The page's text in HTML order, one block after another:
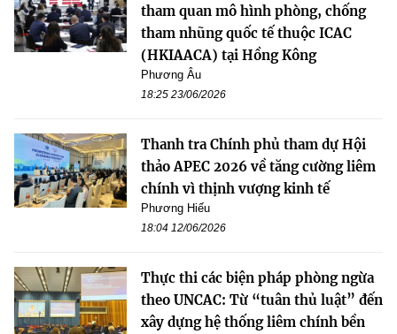
tham quan mô hình phòng, chống
tham nhũng quốc tế thuộc ICAC
(HKIAACA) tại Hồng Kông
Phương Âu
18:25 23/06/2026
Thanh tra Chính phủ tham dự Hội
thảo APEC 2026 về tăng cường liêm
chính vì thịnh vượng kinh tế
Phương Hiếu
18:04 12/06/2026
Thực thi các biện pháp phòng ngừa
theo UNCAC: Từ “tuân thủ luật” đến
xây dựng hệ thống liêm chính bền